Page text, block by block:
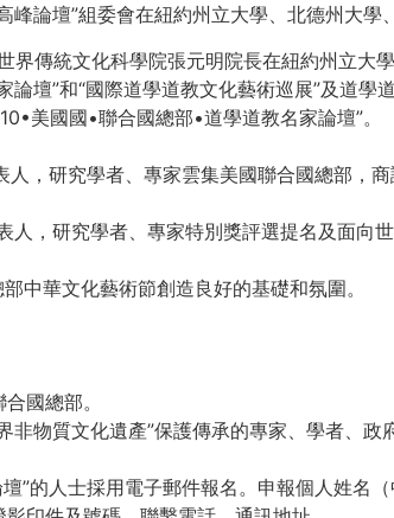
論壇”組委會在紐約州立大學、北德州大學
傳統文化科學院張元明院長在紐約州立大
壇”和“國際道學道教文化藝術巡展”及道學
美國國•聯合國總部•道學道教名家論壇”。
人，研究學者、專家雲集美國聯合國總部，
人，研究學者、專家特別獎評選提名及面向
中華文化藝術節創造良好的基礎和氛圍。
國總部。
非物質文化遺產”保護傳承的專家、學者、
”的人士採用電子郵件報名。申報個人姓